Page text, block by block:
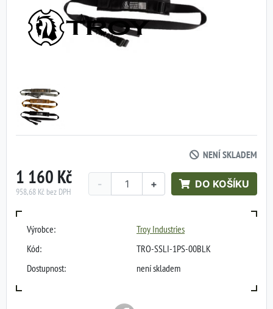
NENÍ SKLADEM
1 160 Kč
958,68 Kč bez DPH
+
- DO KOŠÍKU
Výrobce:
Troy Industries
Kód:
TRO-SSLI-1PS-00BLK
Dostupnost:
není skladem